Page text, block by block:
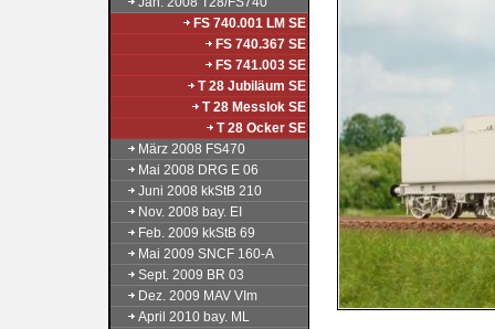
FS 740.001 LM SE
FS 740.367 SE
FS 741.003 SE
T 28 Jubiläum SE
T 28 Messlok SE
T 28 Ocker SE
März 2008 FS470
Mai 2008 DRG E 06
Juni 2008 kkStB 210
Nov. 2008 bay. EI
Feb. 2009 kkStB 69
Mai 2009 SNCF 160-A
Sept. 2009 BR 03
Dez. 2009 MAV VIm
April 2010 bay. ML